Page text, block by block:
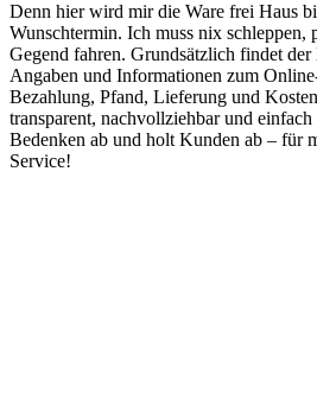
Denn hier wird mir die Ware frei Haus
Wunschtermin. Ich muss nix schleppen,
Gegend fahren. Grundsätzlich findet
Angaben und Informationen zum
Bezahlung, Pfand, Lieferung und
transparent, nachvollziehbar und
Bedenken ab und holt Kunden ab – für
Service!